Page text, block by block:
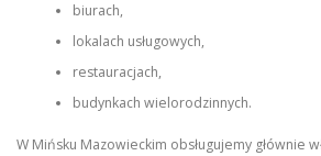
biurach,
lokalach usługowych,
restauracjach,
budynkach wielorodzinnych.
W Mińsku Mazowieckim obsługujemy głównie